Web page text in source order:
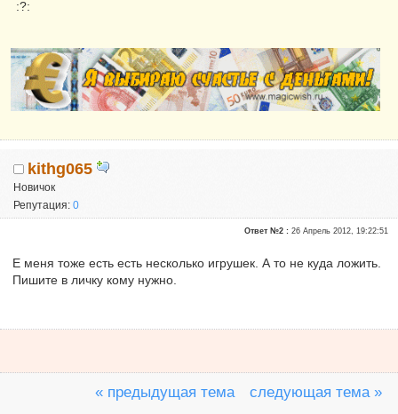
:?:
kithg065
Новичок
Репутация:0
Ответ №2 :26 Апрель 2012, 19:22:51
Е меня тоже есть есть несколько игрушек. А то не куда ложить.
Пишите в личку кому нужно.
« предыдущая тема
следующая тема »